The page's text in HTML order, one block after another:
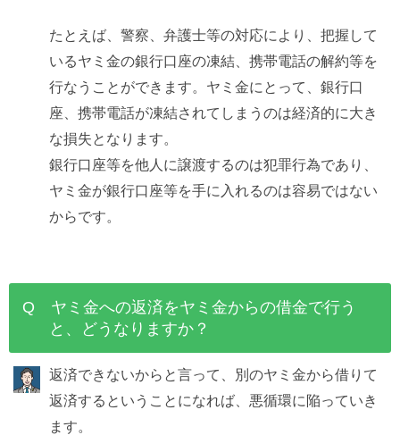
たとえば、警察、弁護士等の対応により、把握して
いるヤミ金の銀行口座の凍結、携帯電話の解約等を
行なうことができます。ヤミ金にとって、銀行口
座、携帯電話が凍結されてしまうのは経済的に大き
な損失となります。
銀行口座等を他人に譲渡するのは犯罪行為であり、
ヤミ金が銀行口座等を手に入れるのは容易ではない
からです。
Q ヤミ金への返済をヤミ金からの借金で行う
と、どうなりますか？
返済できないからと言って、別のヤミ金から借りて
返済するということになれば、悪循環に陥っていき
ます。